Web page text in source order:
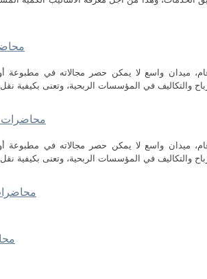
ميدان واسع لا يمكن حصر مجالاته في مطبوعة أو
محاضرات
ميدان واسع لا يمكن حصر مجالاته في مطبوعة أو